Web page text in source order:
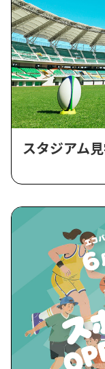
スタジアム